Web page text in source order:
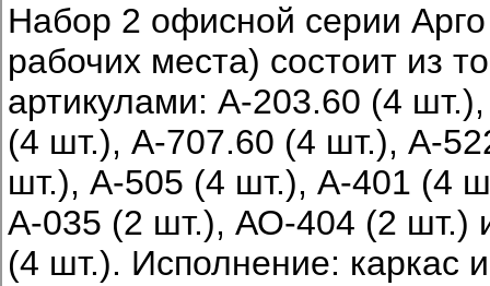
Набор 2 офисной серии
рабочих места) состоит из
артикулами: А-203.60 (4
(4 шт.), А-707.60 (4 шт.), А-
шт.), А-505 (4 шт.), А-401 (4
А-035 (2 шт.), АО-404 (2 шт.)
(4 шт.). Исполнение: каркас и